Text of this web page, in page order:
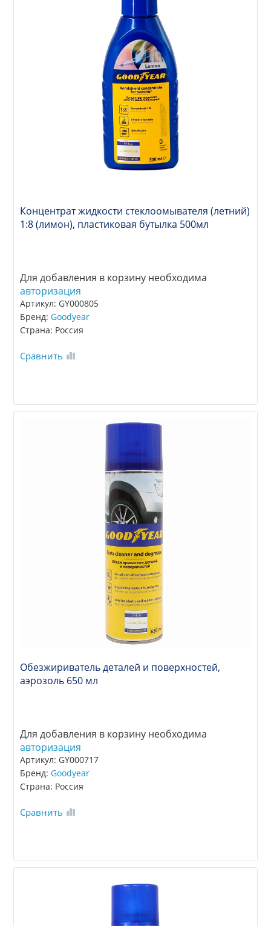
Концентрат жидкости стеклоомывателя (летний)
1:8 (лимон), пластиковая бутылка 500мл
Для добавления в корзину необходима
авторизация
Артикул: GY000805
Бренд:Goodyear
Страна: Россия
Сравнить
Обезжириватель деталей и поверхностей,
аэрозоль 650 мл
Для добавления в корзину необходима
авторизация
Артикул: GY000717
Бренд:Goodyear
Страна: Россия
Сравнить